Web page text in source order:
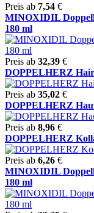
Preis ab 7,54 €
MINOXIDIL
180 ml
Preis ab 32,39 €
DOPPELHERZ Hair
Preis ab 35,02 €
DOPPELHERZ
Preis ab 8,96 €
DOPPELHERZ
Preis ab 6,26 €
MINOXIDIL
180 ml